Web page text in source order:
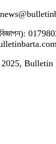
Bulletin